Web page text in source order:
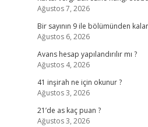
Ağustos 7, 2026
Bir sayının 9 ile bölümünden
Ağustos 6, 2026
Avans hesap yapılandırılır mı ?
Ağustos 4, 2026
41 inşirah ne için okunur ?
Ağustos 3, 2026
21’de as kaç puan ?
Ağustos 3, 2026